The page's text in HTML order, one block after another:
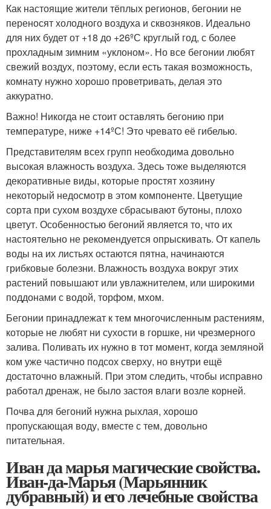
Как настоящие жители тёплых регионов, бегонии не
переносят холодного воздуха и сквозняков. Идеально
для них будет от +18 до +26ºС круглый год, с более
прохладным зимним «уклоном». Но все бегонии любят
свежий воздух, поэтому, если есть такая возможность,
комнату нужно хорошо проветривать, делая это
аккуратно.
Важно! Никогда не стоит оставлять бегонию при
температуре, ниже +14ºС! Это чревато её гибелью.
Представителям всех групп необходима довольно
высокая влажность воздуха. Здесь тоже выделяются
декоративные виды, которые простят хозяину
некоторый недосмотр в этом компоненте. Цветущие
сорта при сухом воздухе сбрасывают бутоны, плохо
цветут. Особенностью бегоний является то, что их
настоятельно не рекомендуется опрыскивать. От капель
воды на их листьях остаются пятна, начинаются
грибковые болезни. Влажность воздуха вокруг этих
растений повышают или увлажнителем, или широкими
поддонами с водой, торфом, мхом.
Бегонии принадлежат к тем многочисленным растениям,
которые не любят ни сухости в горшке, ни чрезмерного
залива. Поливать их нужно в тот момент, когда земляной
ком уже частично подсох сверху, но внутри ещё
достаточно влажный. При этом следить, чтобы исправно
работал дренаж, не было застоя влаги возле корней.
Почва для бегоний нужна рыхлая, хорошо
пропускающая воду, вместе с тем, довольно
питательная.
Иван да марья магические свойства.
Иван-да-Марья (Марьянник
дубравный) и его лечебные свойства